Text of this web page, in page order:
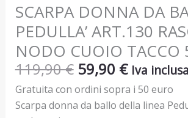
SCARPA DONNA DA
PEDULLA’ ART.130
NODO CUOIO TACCO
119,90€ 59,90 € Iva inclusa
Gratuita con ordini sopra i 50 euro
Scarpa donna da ballo della linea